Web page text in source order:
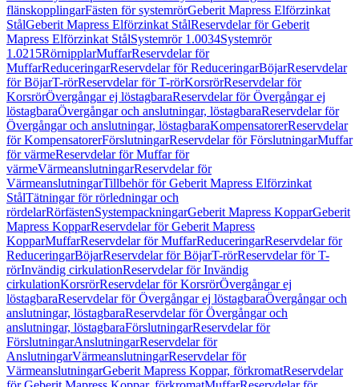
flänskopplingarFästen för systemrörGeberit Mapress Elförzinkat
StålGeberit Mapress Elförzinkat StålReservdelar för Geberit
Mapress Elförzinkat StålSystemrör 1.0034Systemrör
1.0215RörnipplarMuffarReservdelar för
MuffarReduceringarReservdelar för ReduceringarBöjarReservdelar
för BöjarT-rörReservdelar för T-rörKorsrörReservdelar för
KorsrörÖvergångar ej löstagbaraReservdelar för Övergångar ej
löstagbaraÖvergångar och anslutningar, löstagbaraReservdelar för
Övergångar och anslutningar, löstagbaraKompensatorerReservdelar
för KompensatorerFörslutningarReservdelar för FörslutningarMuffar
för värmeReservdelar för Muffar för
värmeVärmeanslutningarReservdelar för
VärmeanslutningarTillbehör för Geberit Mapress Elförzinkat
StålTätningar för rörledningar och
rördelarRörfästenSystempackningarGeberit Mapress KopparGeberit
Mapress KopparReservdelar för Geberit Mapress
KopparMuffarReservdelar för MuffarReduceringarReservdelar för
ReduceringarBöjarReservdelar för BöjarT-rörReservdelar för T-
rörInvändig cirkulationReservdelar för Invändig
cirkulationKorsrörReservdelar för KorsrörÖvergångar ej
löstagbaraReservdelar för Övergångar ej löstagbaraÖvergångar och
anslutningar, löstagbaraReservdelar för Övergångar och
anslutningar, löstagbaraFörslutningarReservdelar för
FörslutningarAnslutningarReservdelar för
AnslutningarVärmeanslutningarReservdelar för
VärmeanslutningarGeberit Mapress Koppar, förkromatReservdelar